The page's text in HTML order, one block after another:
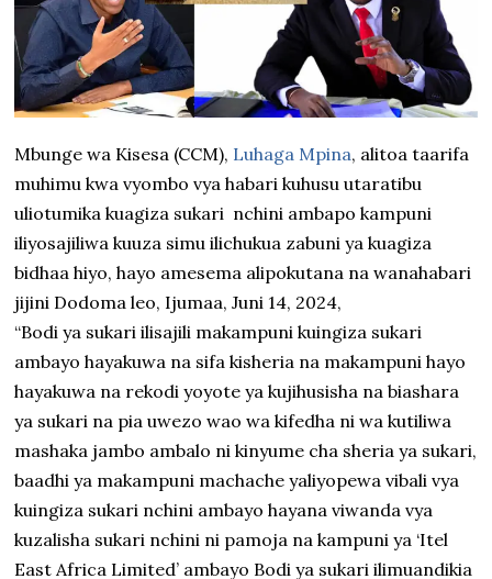
Mbunge wa Kisesa (CCM), Luhaga Mpina, alitoa taarifa
muhimu kwa vyombo vya habari kuhusu utaratibu
uliotumika kuagiza sukari nchini ambapo kampuni
iliyosajiliwa kuuza simu ilichukua zabuni ya kuagiza
bidhaa hiyo, hayo amesema alipokutana na wanahabari
jijini Dodoma leo, Ijumaa, Juni 14, 2024,
“Bodi ya sukari ilisajili makampuni kuingiza sukari
ambayo hayakuwa na sifa kisheria na makampuni hayo
hayakuwa na rekodi yoyote ya kujihusisha na biashara
ya sukari na pia uwezo wao wa kifedha ni wa kutiliwa
mashaka jambo ambalo ni kinyume cha sheria ya sukari,
baadhi ya makampuni machache yaliyopewa vibali vya
kuingiza sukari nchini ambayo hayana viwanda vya
kuzalisha sukari nchini ni pamoja na kampuni ya ‘Itel
East Africa Limited’ ambayo Bodi ya sukari ilimuandikia